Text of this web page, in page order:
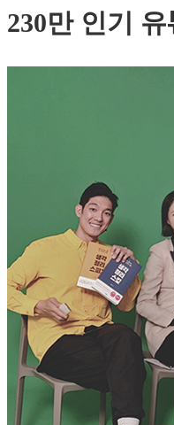
230만 인기